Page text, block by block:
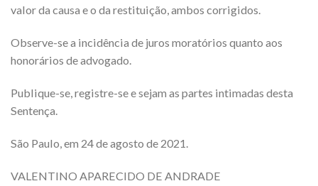
valor da causa e o da restituição, ambos corrigidos.
Observe-se a incidência de juros moratórios quanto aos
honorários de advogado.
Publique-se, registre-se e sejam as partes intimadas desta
Sentença.
São Paulo, em 24 de agosto de 2021.
VALENTINO APARECIDO DE ANDRADE